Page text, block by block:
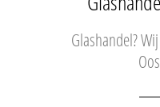
Glashandel?